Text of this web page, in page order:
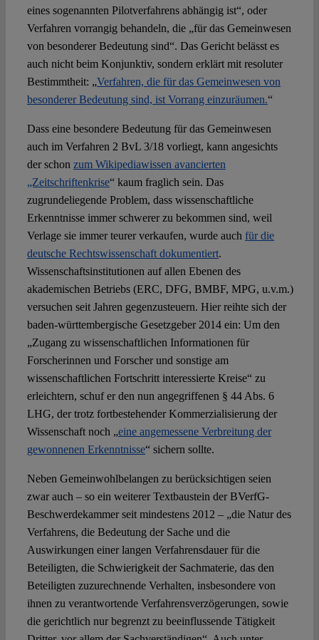
eines sogenannten Pilotverfahrens abhängig ist“, oder
Verfahren vorrangig behandeln, die „für das Gemeinwesen
von besonderer Bedeutung sind“. Das Gericht belässt es
auch nicht beim Konjunktiv, sondern erklärt mit resoluter
Bestimmtheit: „Verfahren, die für das Gemeinwesen von
besonderer Bedeutung sind, ist Vorrang einzuräumen.“
Dass eine besondere Bedeutung für das Gemeinwesen
auch im Verfahren 2 BvL 3/18 vorliegt, kann angesichts
der schon zum Wikipediawissen avancierten
„Zeitschriftenkrise“ kaum fraglich sein. Das
zugrundeliegende Problem, dass wissenschaftliche
Erkenntnisse immer schwerer zu bekommen sind, weil
Verlage sie immer teurer verkaufen, wurde auch für die
deutsche Rechtswissenschaft dokumentiert.
Wissenschaftsinstitutionen auf allen Ebenen des
akademischen Betriebs (ERC, DFG, BMBF, MPG, u.v.m.)
versuchen seit Jahren gegenzusteuern. Hier reihte sich der
baden-württembergische Gesetzgeber 2014 ein: Um den
„Zugang zu wissenschaftlichen Informationen für
Forscherinnen und Forscher und sonstige am
wissenschaftlichen Fortschritt interessierte Kreise“ zu
erleichtern, schuf er den nun angegriffenen § 44 Abs. 6
LHG, der trotz fortbestehender Kommerzialisierung der
Wissenschaft noch „eine angemessene Verbreitung der
gewonnenen Erkenntnisse“ sichern sollte.
Neben Gemeinwohlbelangen zu berücksichtigen seien
zwar auch – so ein weiterer Textbaustein der BVerfG-
Beschwerdekammer seit mindestens 2012 – „die Natur des
Verfahrens, die Bedeutung der Sache und die
Auswirkungen einer langen Verfahrensdauer für die
Beteiligten, die Schwierigkeit der Sachmaterie, das den
Beteiligten zuzurechnende Verhalten, insbesondere von
ihnen zu verantwortende Verfahrensverzögerungen, sowie
die gerichtlich nur begrenzt zu beeinflussende Tätigkeit